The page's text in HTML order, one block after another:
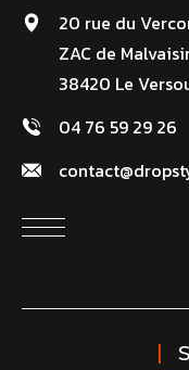
20 rue du
ZAC de
38420 Le
04 76 59 29 26